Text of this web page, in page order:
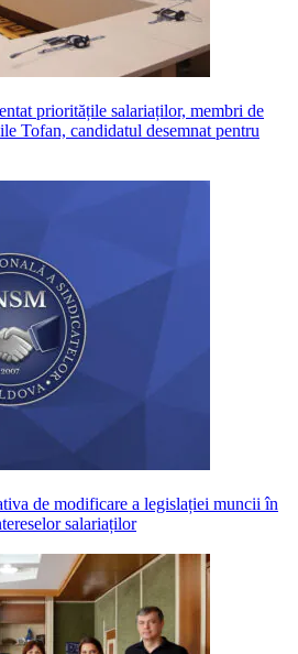
prioritățile salariaților, membri de
Tofan, candidatul desemnat pentru
de modificare a legislației muncii în
salariaților